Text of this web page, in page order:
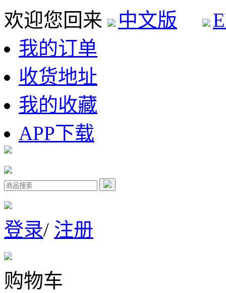
欢迎您回来 中文版
我的订单
收货地址
我的收藏
APP下载
登录/ 注册
购物车